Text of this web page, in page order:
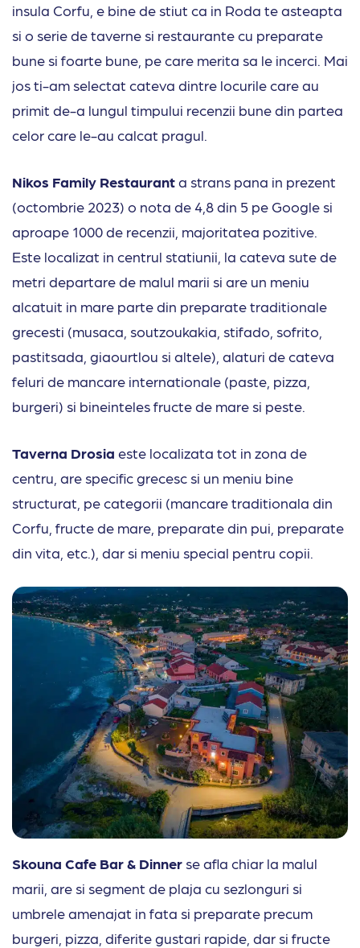
insula Corfu, e bine de stiut ca in Roda te asteapta
si o serie de taverne si restaurante cu preparate
bune si foarte bune, pe care merita sa le incerci. Mai
jos ti-am selectat cateva dintre locurile care au
primit de-a lungul timpului recenzii bune din partea
celor care le-au calcat pragul.
Nikos Family Restauranta strans pana in prezent
(octombrie 2023) o nota de 4,8 din 5 pe Google si
aproape 1000 de recenzii, majoritatea pozitive.
Este localizat in centrul statiunii, la cateva sute de
metri departare de malul marii si are un meniu
alcatuit in mare parte din preparate traditionale
grecesti (musaca, soutzoukakia, stifado, sofrito,
pastitsada, giaourtlou si altele), alaturi de cateva
feluri de mancare internationale (paste, pizza,
burgeri) si bineinteles fructe de mare si peste.
Taverna Drosia este localizata tot in zona de
centru, are specific grecesc si un meniu bine
structurat, pe categorii (mancare traditionala din
Corfu, fructe de mare, preparate din pui, preparate
din vita, etc.), dar si meniu special pentru copii.
Skouna Cafe Bar & Dinnerse afla chiar la malul
marii, are si segment de plaja cu sezlonguri si
umbrele amenajat in fata si preparate precum
burgeri, pizza, diferite gustari rapide, dar si fructe